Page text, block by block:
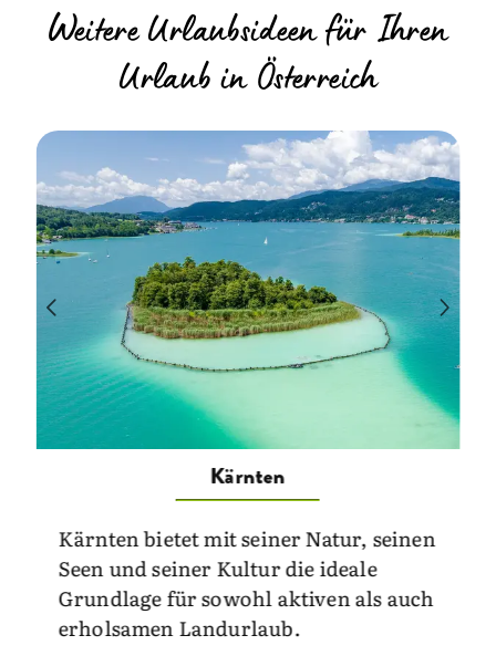
Weitere Urlaubsideen für Ihren
Urlaub in Österreich
Kärnten
Kärnten bietet mit seiner Natur, seinen
Seen und seiner Kultur die ideale
Grundlage für sowohl aktiven als auch
erholsamen Landurlaub.